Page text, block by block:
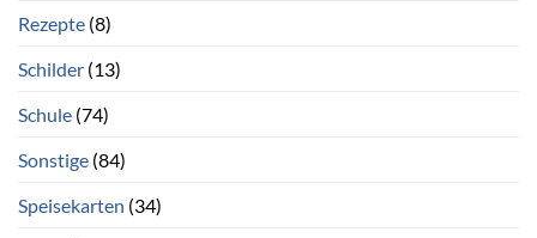
Rezepte (8)
Schilder (13)
Schule (74)
Sonstige (84)
Speisekarten (34)